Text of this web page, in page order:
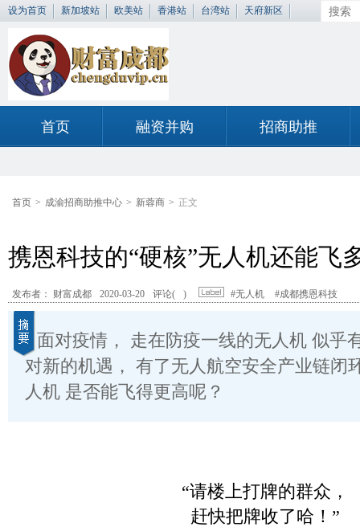
设为首页 新加坡站 欧美站 香港站 台湾站 天府新区
首页 融资并购 招商助推
首页 > 成渝招商助推中心 > 新蓉商 > 正文
携恩科技的“硬核”无人机还能飞
发布者： 财富成都 2020-03-20 评论( ) #无人机 #成都携恩科技
面对疫情， 走在防疫一线的无人机 似乎
对新的机遇， 有了无人航空安全产业链闭
人机 是否能飞得更高呢？
“请楼上打牌的群众，
赶快把牌收了哈！”